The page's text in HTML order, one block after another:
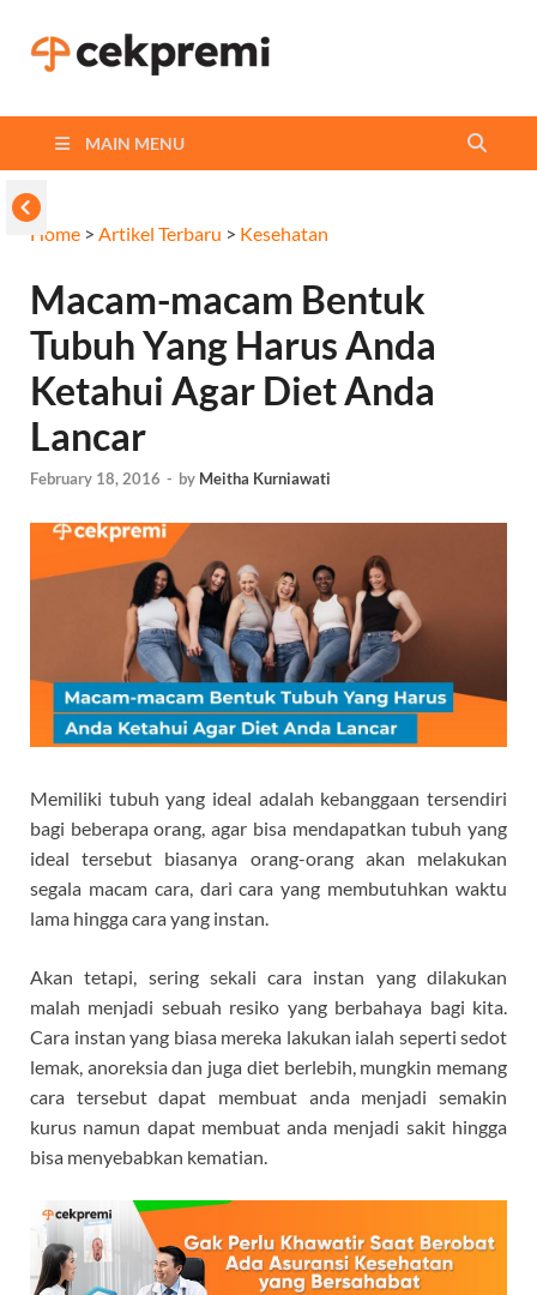
MAIN MENU
Home > Artikel Terbaru > Kesehatan
Macam-macam Bentuk
Tubuh Yang Harus Anda
Ketahui Agar Diet Anda
Lancar
February 18, 2016 - by Meitha Kurniawati
Memiliki tubuh yang ideal adalah kebanggaan tersendiri
bagi beberapa orang, agar bisa mendapatkan tubuh yang
ideal tersebut biasanya orang-orang akan melakukan
segala macam cara, dari cara yang membutuhkan waktu
lama hingga cara yang instan.
Akan tetapi, sering sekali cara instan yang dilakukan
malah menjadi sebuah resiko yang berbahaya bagi kita.
Cara instan yang biasa mereka lakukan ialah seperti sedot
lemak, anoreksia dan juga diet berlebih, mungkin memang
cara tersebut dapat membuat anda menjadi semakin
kurus namun dapat membuat anda menjadi sakit hingga
bisa menyebabkan kematian.